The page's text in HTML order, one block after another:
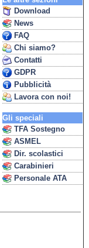
Download
News
FAQ
Chi siamo?
Contatti
GDPR
Pubblicità
Lavora con noi!
Gli speciali
TFA Sostegno
ASMEL
Dir. scolastici
Carabinieri
Personale ATA